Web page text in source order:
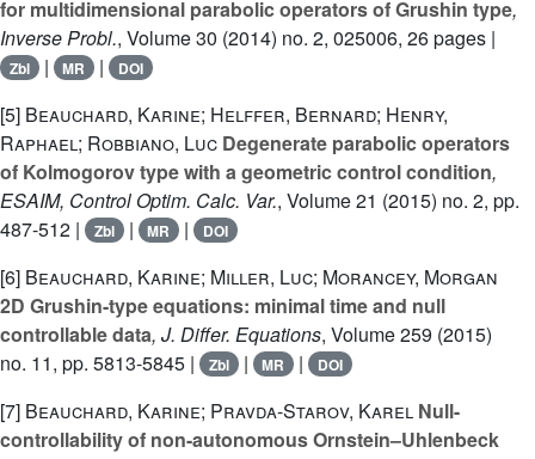
for multidimensional parabolic operators of Grushin type,
Inverse Probl., Volume 30 (2014) no. 2, 025006, 26 pages |
Zbl | MR | DOI
[5] Beauchard, Karine; Helffer, Bernard; Henry,
Raphael; Robbiano, Luc Degenerate parabolic operators
of Kolmogorov type with a geometric control condition,
ESAIM, Control Optim. Calc. Var., Volume 21 (2015) no. 2, pp.
487-512 |
Zbl | MR | DOI
[6] Beauchard, Karine; Miller, Luc; Morancey, Morgan
2D Grushin-type equations: minimal time and null
controllable data, J. Differ. Equations, Volume 259 (2015)
no. 11, pp. 5813-5845 |
Zbl | MR | DOI
[7] Beauchard, Karine; Pravda-Starov, Karel Null-
controllability of non-autonomous Ornstein–Uhlenbeck